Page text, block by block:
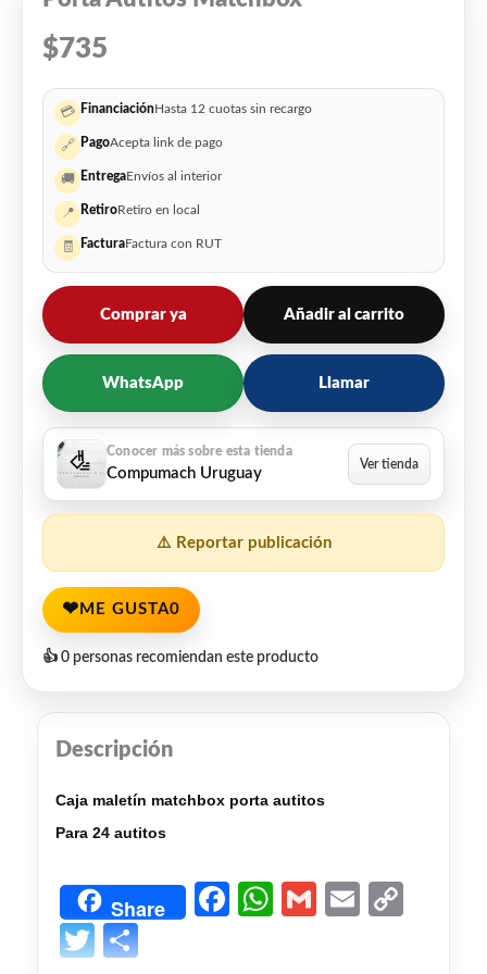
$735
💳 FinanciaciónHasta 12 cuotas sin recargo
🔗 PagoAcepta link de pago
🚚 EntregaEnvíos al interior
📍 RetiroRetiro en local
🧾 FacturaFactura con RUT
Comprar ya Añadir al carrito
WhatsApp Llamar
Compumach Uruguay
⚠️ Reportar publicación
❤ ME GUSTA0
👍 0 personas recomiendan este producto
Descripción
Caja maletín matchbox porta autitos
Para 24 autitos
Share Facebook
WhatsApp
GmailEmail
Twitter